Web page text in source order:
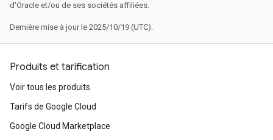
d'Oracle et/ou de ses sociétés affiliées.
Dernière mise à jour le 2025/10/19 (UTC).
Produits et tarification
Voir tous les produits
Tarifs de Google Cloud
Google Cloud Marketplace